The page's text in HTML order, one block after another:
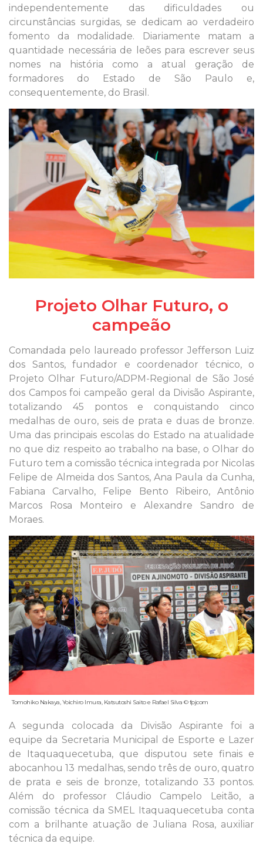
independentemente das dificuldades ou
circunstâncias surgidas, se dedicam ao verdadeiro
fomento da modalidade. Diariamente matam a
quantidade necessária de leões para escrever seus
nomes na história como a atual geração de
formadores do Estado de São Paulo e,
consequentemente, do Brasil.
Projeto Olhar Futuro, o
campeão
Comandada pelo laureado professor Jefferson Luiz
dos Santos, fundador e coordenador técnico, o
Projeto Olhar Futuro/ADPM-Regional de São José
dos Campos foi campeão geral da Divisão Aspirante,
totalizando 45 pontos e conquistando cinco
medalhas de ouro, seis de prata e duas de bronze.
Uma das principais escolas do Estado na atualidade
no que diz respeito ao trabalho na base, o Olhar do
Futuro tem a comissão técnica integrada por Nicolas
Felipe de Almeida dos Santos, Ana Paula da Cunha,
Fabiana Carvalho, Felipe Bento Ribeiro, Antônio
Marcos Rosa Monteiro e Alexandre Sandro de
Moraes.
Tomohiko Nakaya, Yoichiro Imura, Katsutoshi Saito e Rafael Silva © fpjcom
A segunda colocada da Divisão Aspirante foi a
equipe da Secretaria Municipal de Esporte e Lazer
de Itaquaquecetuba, que disputou sete finais e
abocanhou 13 medalhas, sendo três de ouro, quatro
de prata e seis de bronze, totalizando 33 pontos.
Além do professor Cláudio Campelo Leitão, a
comissão técnica da SMEL Itaquaquecetuba conta
com a brilhante atuação de Juliana Rosa, auxiliar
técnica da equipe.